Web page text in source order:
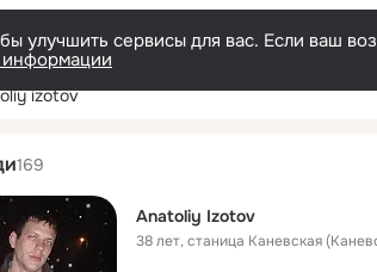
улучшить сервисы для вас. Если ваш
izotov
169
Anatoliy Izotov
38 лет,станица Каневская